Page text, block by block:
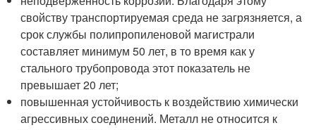
свойству транспортируемая среда не загрязняется, а
срок службы полипропиленовой магистрали
составляет минимум 50 лет, в то время как у
стального трубопровода этот показатель не
превышает 20 лет;
повышенная устойчивость к воздействию химически
агрессивных соединений. Металл не относится к